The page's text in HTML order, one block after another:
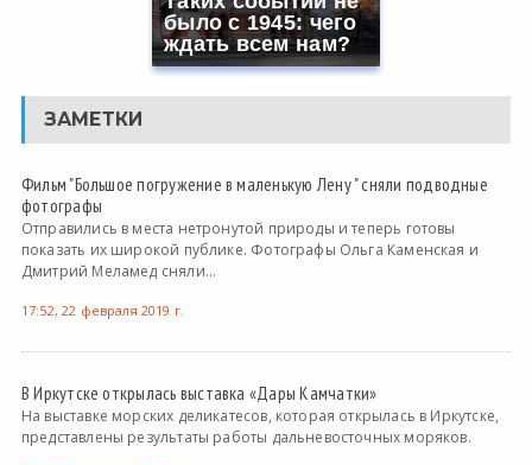
было с 1945: чего
ждать всем нам?
ЗАМЕТКИ
Фильм "Большое погружение в маленькую Лену " сняли подводные
фотографы
Отправились в места нетронутой природы и теперь готовы
показать их широкой публике. Фотографы Ольга Каменская и
Дмитрий Меламед сняли...
17:52, 22 февраля 2019 г.
В Иркутске открылась выставка «Дары Камчатки»
На выставке морских деликатесов, которая открылась в Иркутске,
представлены результаты работы дальневосточных моряков.